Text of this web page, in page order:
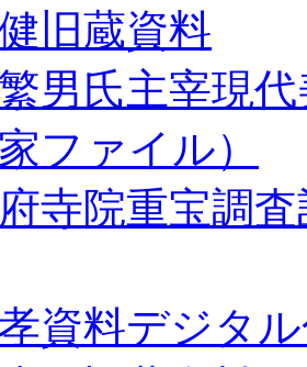
旧蔵資料
男氏主宰現
家ファイル）
寺院重宝調
資料デジタ